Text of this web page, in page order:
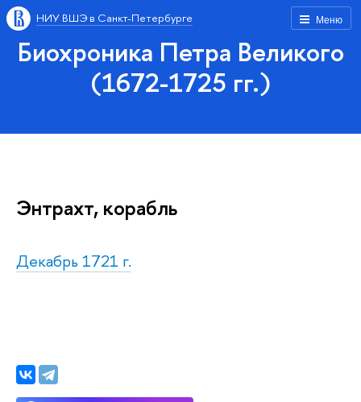
Меню
НИУ ВШЭ в Санкт-Петербурге
Биохроника Петра Великого
(1672-1725 гг.)
Энтрахт, корабль
Декабрь 1721 г.